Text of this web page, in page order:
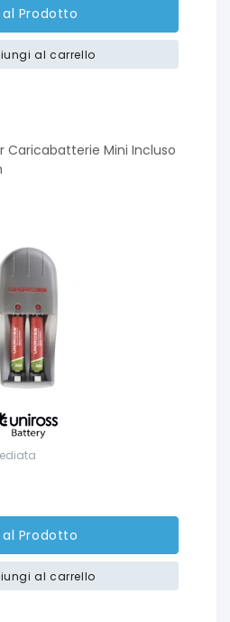
al Prodotto
al carrello
Caricabatterie Mini Incluso
al Prodotto
al carrello